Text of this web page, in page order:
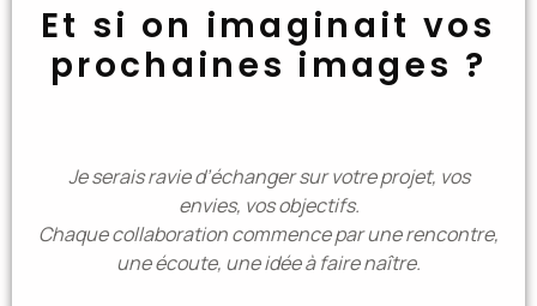
Et si on imaginait vos
prochaines images ?
Je serais ravie d’échanger sur votre projet, vos
envies, vos objectifs.
Chaque collaboration commence par une rencontre,
une écoute, une idée à faire naître.